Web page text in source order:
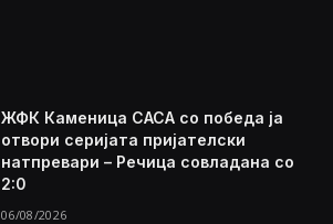
ЖФК Каменица САСА со победа ја
отвори серијата пријателски
натпревари – Речица совладана со
2:0
06/08/2026